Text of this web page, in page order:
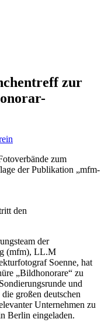
zur
zum
der Publikation „mfm-
den
der
(mfm), LL.M
Soenne, hat
„Bildhonorare“ zu
und
großen deutschen
Unternehmen zu
Berlin eingeladen.